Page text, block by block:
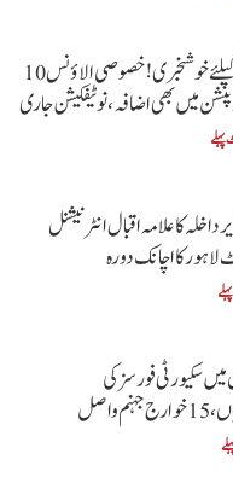
ملازمین کیلئے خوشخبری !خصوصی الاؤنس 10
میں بھی اضافہ،نوٹیفکیشن جاری
داخلہ کا علامہ اقبال انٹرنیشنل
لاہور کا اچانک دورہ
میں سکیورٹی فورسز کی
واصل